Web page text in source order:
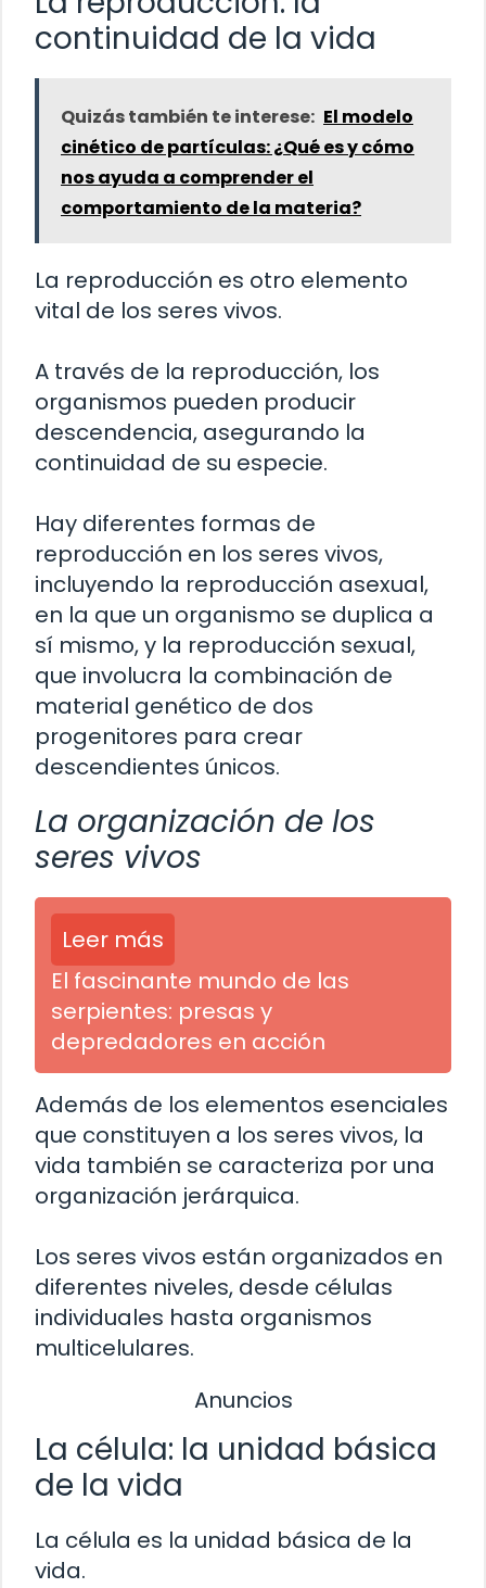
continuidad de la vida
Quizás también te interese: El modelo
cinético de partículas: ¿Qué es y cómo
nos ayuda a comprender el
comportamiento de la materia?
La reproducción es otro elemento
vital de los seres vivos.
A través de la reproducción, los
organismos pueden producir
descendencia, asegurando la
continuidad de su especie.
Hay diferentes formas de
reproducción en los seres vivos,
incluyendo la reproducción asexual,
en la que un organismo se duplica a
sí mismo, y la reproducción sexual,
que involucra la combinación de
material genético de dos
progenitores para crear
descendientes únicos.
La organización de los
seres vivos
Leer más
El fascinante mundo de las
serpientes: presas y
depredadores en acción
Además de los elementos esenciales
que constituyen a los seres vivos, la
vida también se caracteriza por una
organización jerárquica.
Los seres vivos están organizados en
diferentes niveles, desde células
individuales hasta organismos
multicelulares.
Anuncios
La célula: la unidad básica
de la vida
La célula es la unidad básica de la
vida.